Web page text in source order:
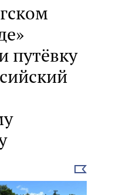
путёвку
Выбрать
новость